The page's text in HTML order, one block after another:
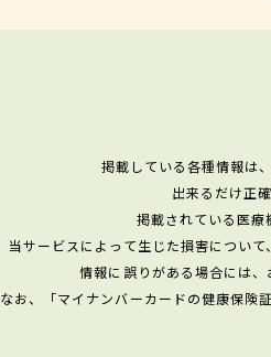
掲載している各種情報は
出来るだけ正
掲載されている医療
当サービスによって生じた損害につい
情報に誤りがある場合には
なお、「マイナンバーカードの健康保険